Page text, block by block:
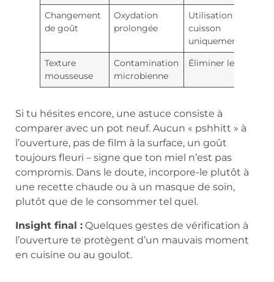
Changement
de goût
Oxydation
prolongée
Utilisation en
cuisson
uniquement
Texture
mousseuse
Contamination
microbienne
Éliminer le pot
Si tu hésites encore, une astuce consiste à
comparer avec un pot neuf. Aucun « pshhitt » à
l’ouverture, pas de film à la surface, un goût
toujours fleuri – signe que ton miel n’est pas
compromis. Dans le doute, incorpore-le plutôt à
une recette chaude ou à un masque de soin,
plutôt que de le consommer tel quel.
Insight final : Quelques gestes de vérification à
l’ouverture te protègent d’un mauvais moment
en cuisine ou au goulot.